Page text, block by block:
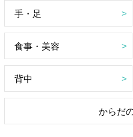
手・足
食事・美容
背中
からだ